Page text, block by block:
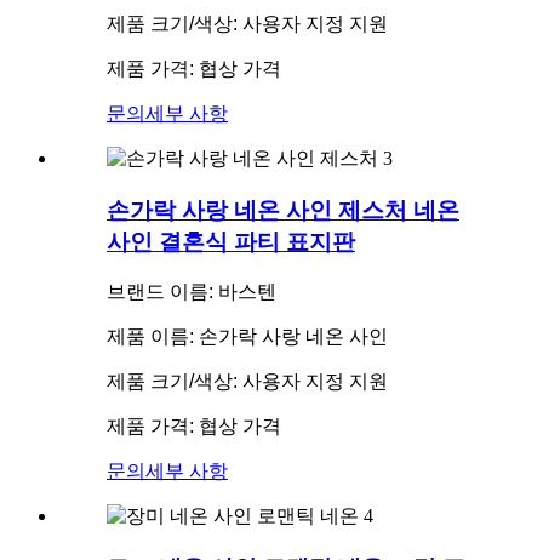
제품 크기/색상: 사용자 지정 지원
제품 가격: 협상 가격
문의 세부 사항
손가락 사랑 네온 사인 제스처 네온
사인 결혼식 파티 표지판
브랜드 이름: 바스텐
제품 이름: 손가락 사랑 네온 사인
제품 크기/색상: 사용자 지정 지원
제품 가격: 협상 가격
문의 세부 사항